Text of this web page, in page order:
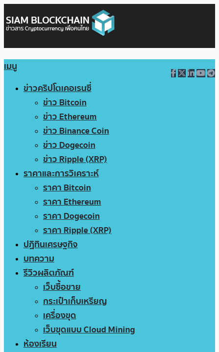
เมนู
ข่าวคริปโตเคอเรนซี่
ข่าว Bitcoin
ข่าว Ethereum
ข่าว Binance Coin
ข่าว Dogecoin
ข่าว Ripple (XRP)
ราคาและการวิเคราะห์
ราคา Bitcoin
ราคา Ethereum
ราคา Dogecoin
ราคา Ripple (XRP)
ปฏิทินเศรษฐกิจ
บทความ
รีวิวผลิตภัณฑ์
เว็บซื้อขาย
กระเป๋าเก็บเหรียญ
เครื่องขุด
เว็บขุดแบบ Cloud Mining
ห้องเรียน